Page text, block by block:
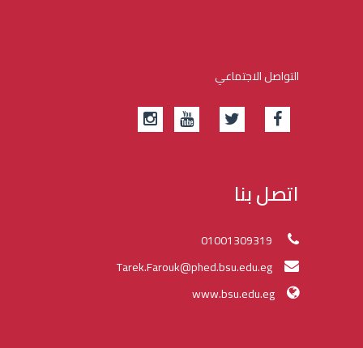
التواصل الاجتماعي
اتصل بنا
www.bsu.edu.eg